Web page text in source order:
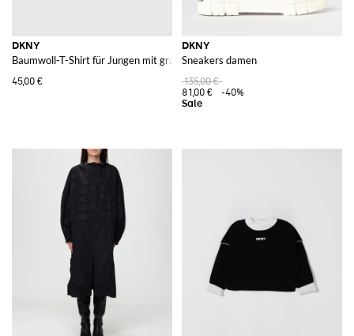
DKNY
Baumwoll-T-Shirt für Jungen mit grafischem Logo-Print und
45,00 €
DKNY
Sneakers damen
135,00 €
81,00 €
-40%